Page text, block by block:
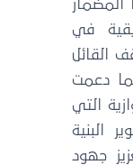
المضمار
في
القائل
دعمت
التي
البنية
جهود